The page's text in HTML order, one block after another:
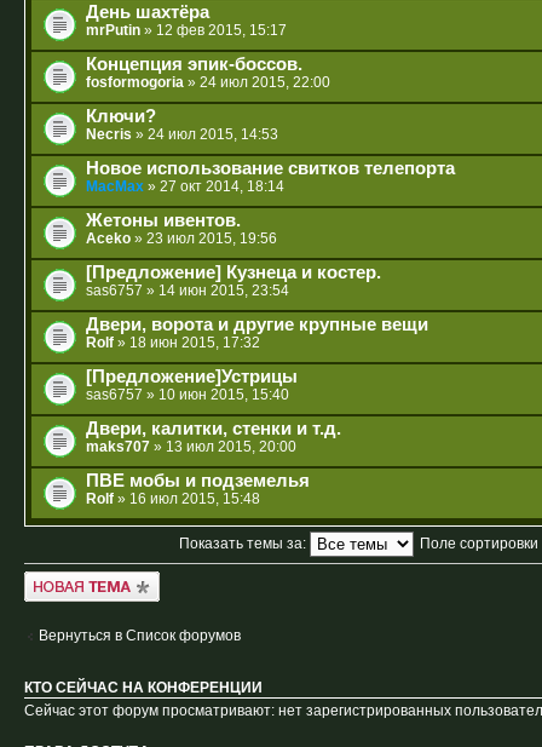
День шахтёра
mrPutin » 12 фев 2015, 15:17
Концепция эпик-боссов.
fosformogoria » 24 июл 2015, 22:00
Ключи?
Necris » 24 июл 2015, 14:53
Новое использование свитков телепорта
MacMax » 27 окт 2014, 18:14
Жетоны ивентов.
Aceko » 23 июл 2015, 19:56
[Предложение] Кузнеца и костер.
sas6757 » 14 июн 2015, 23:54
Двери, ворота и другие крупные вещи
Rolf » 18 июн 2015, 17:32
[Предложение]Устрицы
sas6757 » 10 июн 2015, 15:40
Двери, калитки, стенки и т.д.
maks707 » 13 июл 2015, 20:00
ПВЕ мобы и подземелья
Rolf » 16 июл 2015, 15:48
Показать темы за: Поле сортировки
Новая тема
Вернуться в Список форумов
КТО СЕЙЧАС НА КОНФЕРЕНЦИИ
Сейчас этот форум просматривают: нет зарегистрированных